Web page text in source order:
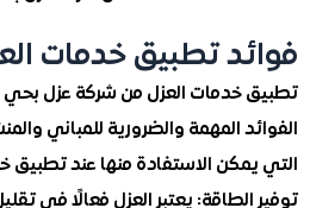
تطبيق خدمات العزل
العزل من شركة عزل بحي صياح
المهمة والضرورية للمباني والمنشآت.
الاستفادة منها عند تطبيق خدمات
يعتبر العزل فعالًا في تقليل تسرب